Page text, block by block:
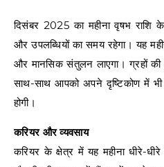
दिसंबर 2025 का महीना वृषभ राशि
और उपलब्धियों का समय रहेगा। यह
और मानसिक संतुलन लाएगा। ग्रहों
साथ-साथ आपको अपने दृष्टिकोण में
होगी।
करियर और व्यवसाय
करियर के क्षेत्र में यह महीना धीरे-